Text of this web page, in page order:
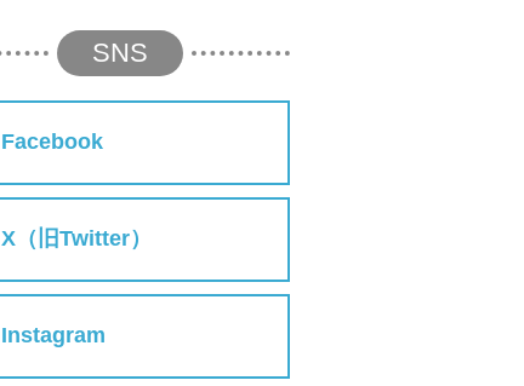
SNS
Facebook
X（旧Twitter）
Instagram